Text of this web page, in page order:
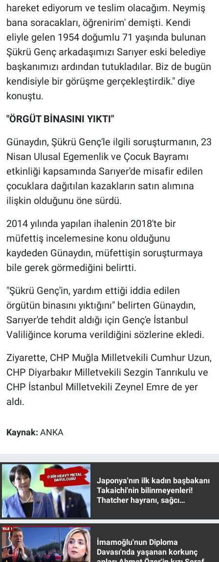
hareket ediyorum ve teslim olacağım. Neymiş
bana soracakları, öğrenirim' demişti. Kendi
eliyle gelen 1954 doğumlu 71 yaşında bulunan
Şükrü Genç arkadaşımızı Sarıyer eski belediye
başkanımızı ardından tutukladılar. Biz de bugün
kendisiyle bir görüşme gerçekleştirdik." diye
konuştu.
"ÖRGÜT BİNASINI YIKTI"
Günaydın, Şükrü Genç'le ilgili soruşturmanın, 23
Nisan Ulusal Egemenlik ve Çocuk Bayramı
etkinliği kapsamında Sarıyer'de misafir edilen
çocuklara dağıtılan kazakların satın alımına
ilişkin olduğunu öne sürdü.
2014 yılında yapılan ihalenin 2018'te bir
müfettiş incelemesine konu olduğunu
kaydeden Günaydın, müfettişin soruşturmaya
bile gerek görmediğini belirtti.
"Şükrü Genç'in, yardım ettiği iddia edilen
örgütün binasını yıktığını" belirten Günaydın,
Sarıyer'de tehdit aldığı için Genç'e İstanbul
Valiliğince koruma verildiğini sözlerine ekledi.
Ziyarette, CHP Muğla Milletvekili Cumhur Uzun,
CHP Diyarbakır Milletvekili Sezgin Tanrıkulu ve
CHP İstanbul Milletvekili Zeynel Emre de yer
aldı.
Kaynak: ANKA
Japonya'nın ilk kadın başbakanı
Takaichi'nin bilinmeyenleri!
Thatcher hayranı, sağcı
İmamoğlu'nun Diploma
Davası'nda yaşanan korkunç
Spor
Teknoloji
Türkiye'nin Geleceği
Türkiye'nin Gündemi
Canlı Yayın